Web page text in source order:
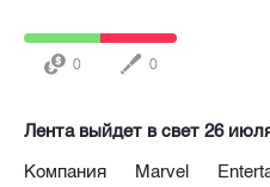
0 0
Лента выйдет в свет 26
Компания Marvel